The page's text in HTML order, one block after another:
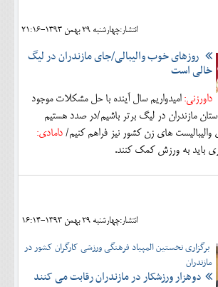
انتشار:چهارشنبه 29 بهمن 1393-21:16
روزهای خوب والیبالی/جای مازندران در لیگ
خالی است
داورزنی: اميدواريم سال آينده با حل مشكلات موجود
مازندران در ليگ برتر باشيم/در صدد هستيم
واليباليست هاي زن كشور نيز فراهم كنيم/ دامادی:
بايد به ورزش كمك كنند.
انتشار:چهارشنبه 29 بهمن 1393-16:14
برگزاری نخستین المپیاد فرهنگی ورزشی کارگران کشور در
مازندران
دوهزار ورزشکار در مازندران رقابت می کنند